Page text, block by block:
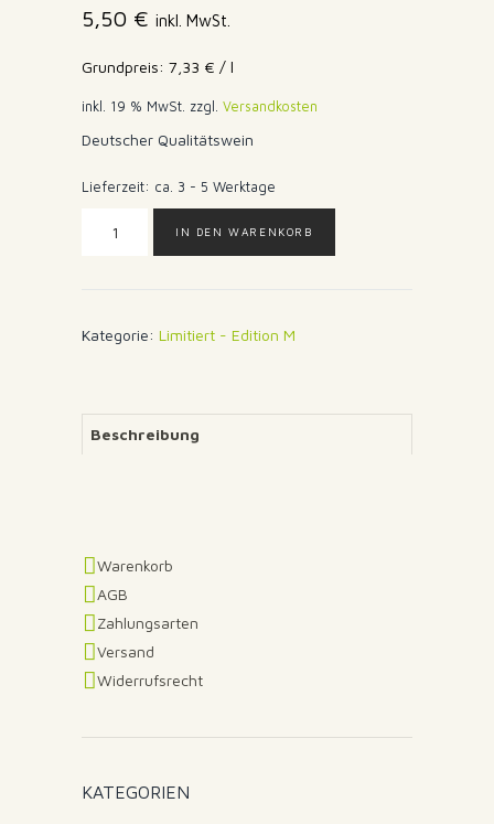
5,50 € inkl. MwSt.
7,33 € / l
inkl. 19 % MwSt. zzgl. Versandkosten
Deutscher Qualitätswein
Lieferzeit: ca. 3 - 5 Werktage
BURGUNDER
IN DEN WARENKORB
Kategorie: Limitiert - Edition M
Beschreibung
Warenkorb
AGB
Zahlungsarten
Versand
Widerrufsrecht
KATEGORIEN